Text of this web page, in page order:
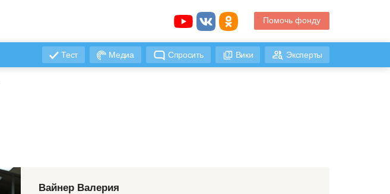
Помочь фонду
Тест Медиа Спросить Вики Эксперты
Вайнер Валерия